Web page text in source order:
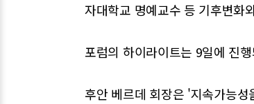
자대학교 명예교수 등 기후변화
포럼의 하이라이트는 9일에 진
후안 베르데 회장은 '지속가능